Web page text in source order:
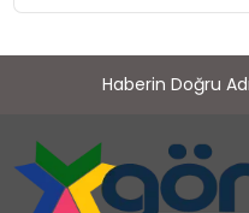
Haberin Doğru